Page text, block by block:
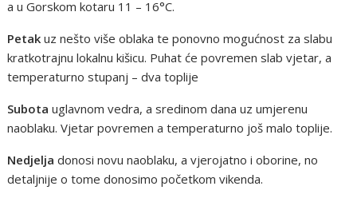
a u Gorskom kotaru 11 – 16°C.
Petak uz nešto više oblaka te ponovno mogućnost za slabu
kratkotrajnu lokalnu kišicu. Puhat će povremen slab vjetar, a
temperaturno stupanj – dva toplije
Subota uglavnom vedra, a sredinom dana uz umjerenu
naoblaku. Vjetar povremen a temperaturno još malo toplije.
Nedjelja donosi novu naoblaku, a vjerojatno i oborine, no
detaljnije o tome donosimo početkom vikenda.